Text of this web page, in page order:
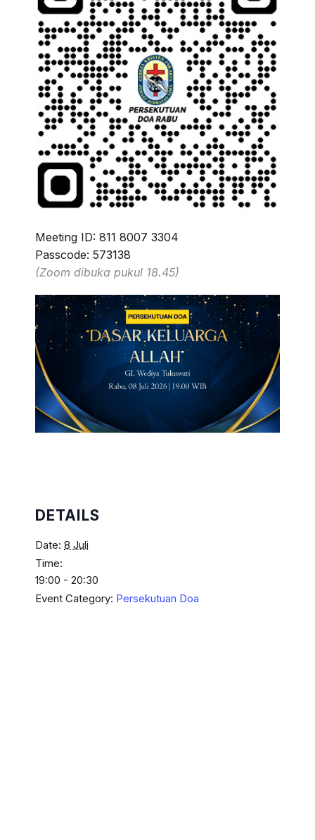
Meeting ID: 811 8007 3304
Passcode: 573138
(Zoom dibuka pukul 18.45)
DETAILS
Date: 8 Juli
Time:
19:00 - 20:30
Event Category: Persekutuan Doa